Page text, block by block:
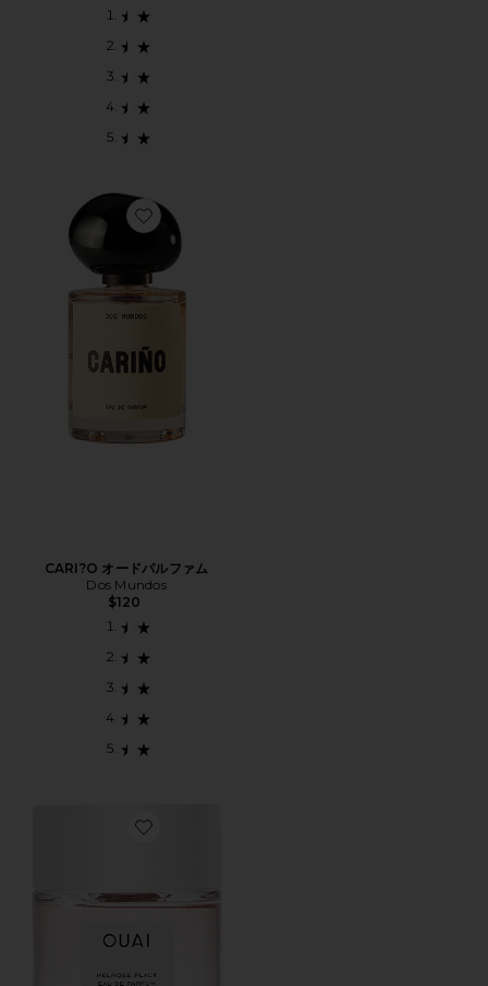
Favorite CARI?O オードパルファム
CARI?O オードパルファム
Dos Mundos
$120
Favorite MELROSE PLACE EAU DE PARFUM パフュー